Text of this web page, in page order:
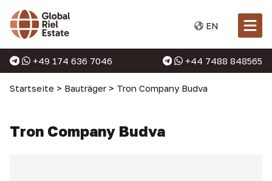
EN
+49 174 636 7046 +44 7488 848565
Startseite > Bauträger > Tron Company Budva
Tron Company Budva